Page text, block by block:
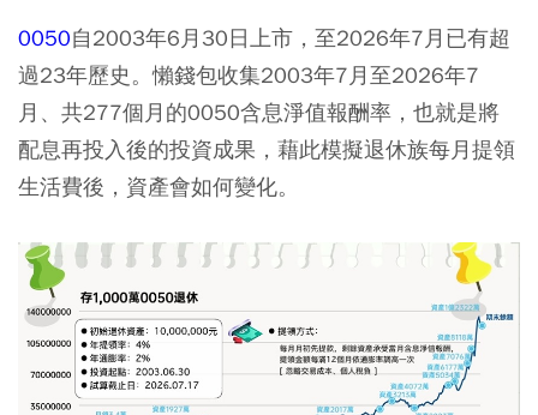
0050自2003年6月30日上市，至2026年7月已有超
過23年歷史。懶錢包收集2003年7月至2026年7
月、共277個月的0050含息淨值報酬率，也就是將
配息再投入後的投資成果，藉此模擬退休族每月提領
生活費後，資產會如何變化。